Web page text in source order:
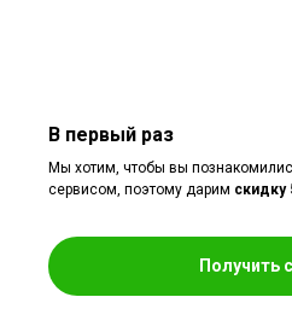
В первый раз
Мы хотим, чтобы вы
сервисом, поэтому дарим скидку
Получить